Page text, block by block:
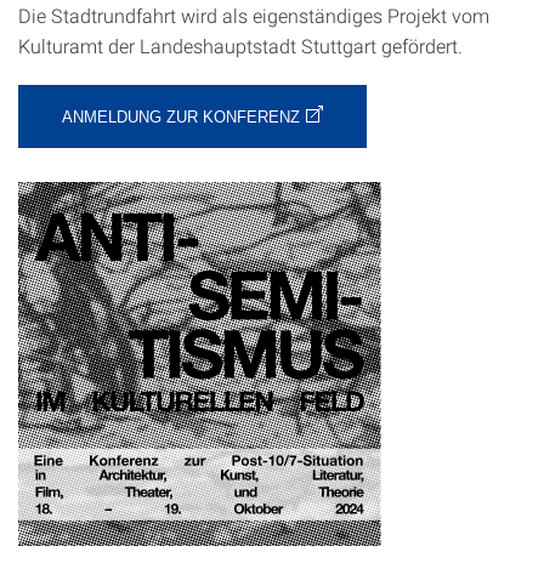
Die Stadtrundfahrt wird als eigenständiges Projekt vom
Kulturamt der Landeshauptstadt Stuttgart gefördert.
ANMELDUNG ZUR KONFERENZ